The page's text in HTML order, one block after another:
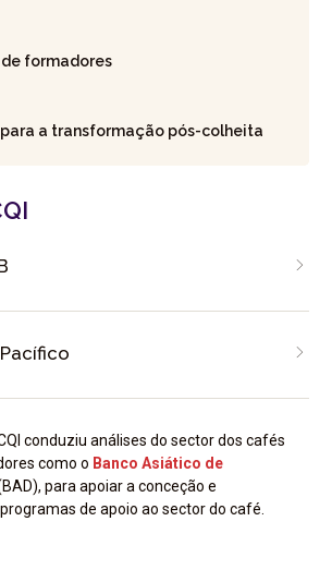
formadores
a transformação pós-colheita
conduziu análises do sector dos cafés
como o Banco Asiático de
para apoiar a conceção e
de apoio ao sector do café.